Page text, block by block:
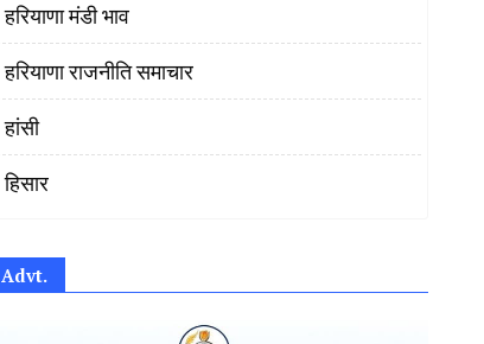
हरियाणा मंडी भाव
हरियाणा राजनीति समाचार
हांसी
हिसार
Advt.